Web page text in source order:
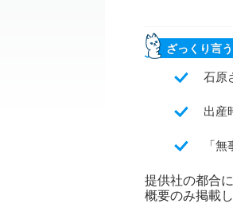
ざっくり言
石原
出産
「
提供社の都合
概要のみ掲載